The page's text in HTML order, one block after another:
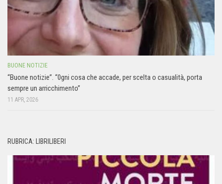
BUONE NOTIZIE
“Buone notizie”. “0gni cosa che accade, per scelta o casualità, porta
sempre un arricchimento”
11 APR, 2026
RUBRICA: LIBRILIBERI